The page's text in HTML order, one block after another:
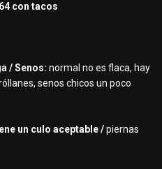
con tacos
/ Senos: normal no es flaca, hay
senos chicos un poco
un culo aceptable /piernas